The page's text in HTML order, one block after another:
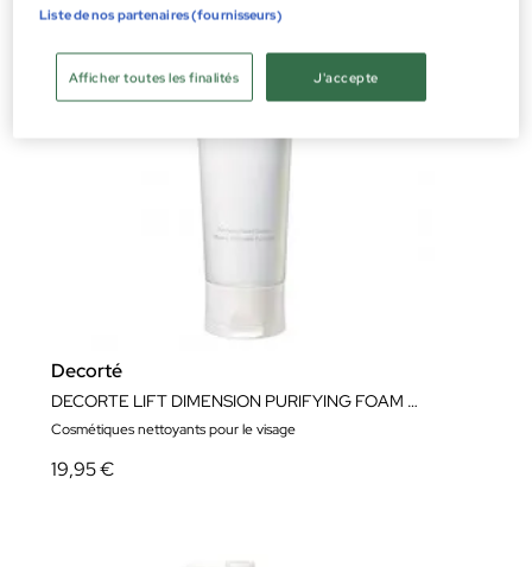
Decorté
DECORTE LIFT DIMENSION PURIFYING FOAM CLEANSER 125ml
Cosmétiques nettoyants pour le visage
19,95 €
Liste de nos partenaires (fournisseurs)
J'accepte
Afficher toutes les finalités